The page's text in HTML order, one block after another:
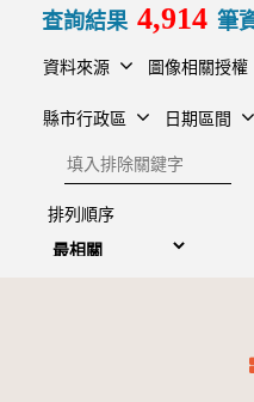
查詢結果 4,914 筆
資料來源 圖像相關授權
縣市行政區 日期區間
排除關鍵字
排列順序